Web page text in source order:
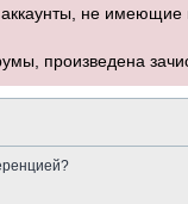
не имеющие
произведена